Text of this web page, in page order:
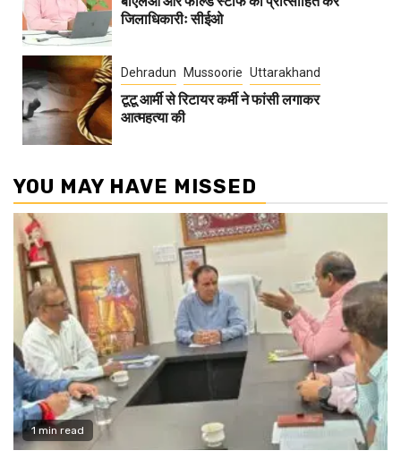
जिलाधिकारीः सीईओ
Dehradun Mussoorie Uttarakhand
टूटू आर्मी से रिटायर कर्मी ने फांसी लगाकर
आत्महत्या की
YOU MAY HAVE MISSED
1 min read